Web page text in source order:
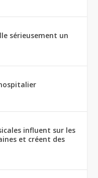
sérieusement un
influent sur les
et créent des